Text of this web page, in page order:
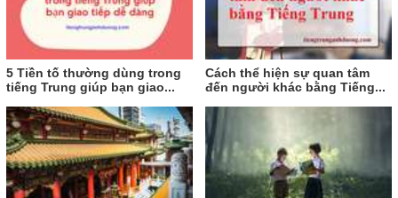
5 Tiền tố thường dùng trong
tiếng Trung giúp bạn giao...
Cách thể hiện sự quan tâm
đến người khác bằng Tiếng...